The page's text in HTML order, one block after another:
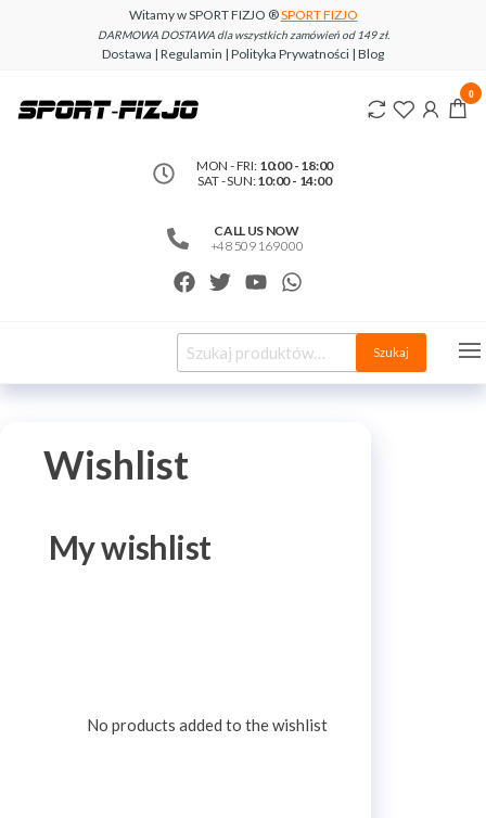
Witamy w SPORT FIZJO ®SPORT FIZJO
DARMOWA DOSTAWA dla wszystkich zamówień od 149 zł.
Dostawa | Regulamin | Polityka Prywatności | Blog
www.sport-
MON - FRI: 10:00 - 18:00
SAT - SUN:10:00 - 14:00
CALL US NOW
+48 509 169 000
0
Szukaj
Wishlist
My wishlist
No products added to the wishlist